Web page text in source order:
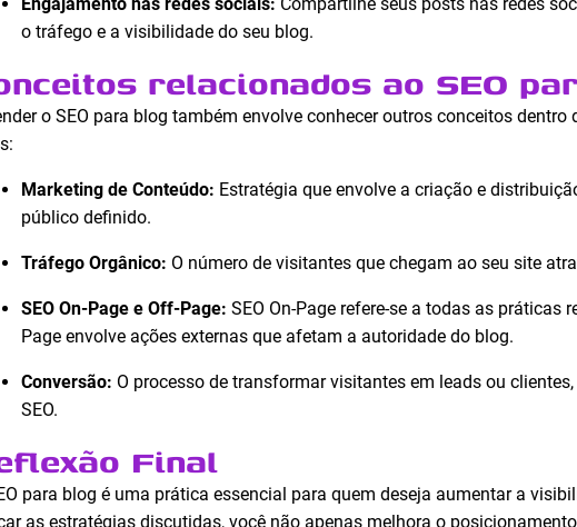
o tráfego e a visibilidade do seu blog.
relacionados ao SEO
o SEO para blog também envolve conhecer outros conceitos
Marketing de Conteúdo: Estratégia que envolve a criação e
público definido.
Tráfego Orgânico: O número de visitantes que chegam ao seu site
SEO On-Page e Off-Page: SEO On-Page refere-se a todas as práticas
Page envolve ações externas que afetam a autoridade do blog.
Conversão: O processo de transformar visitantes em leads ou
SEO.
Final
para blog é uma prática essencial para quem deseja aumentar a
as estratégias discutidas, você não apenas melhora o